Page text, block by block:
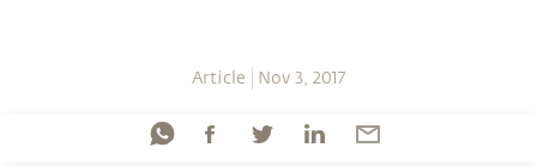
Article Nov 3, 2017